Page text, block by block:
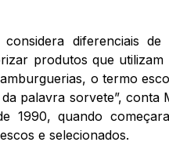
diferenciais
produtos que
o termo
palavra sorvete”,
1990, quando
e selecionados.